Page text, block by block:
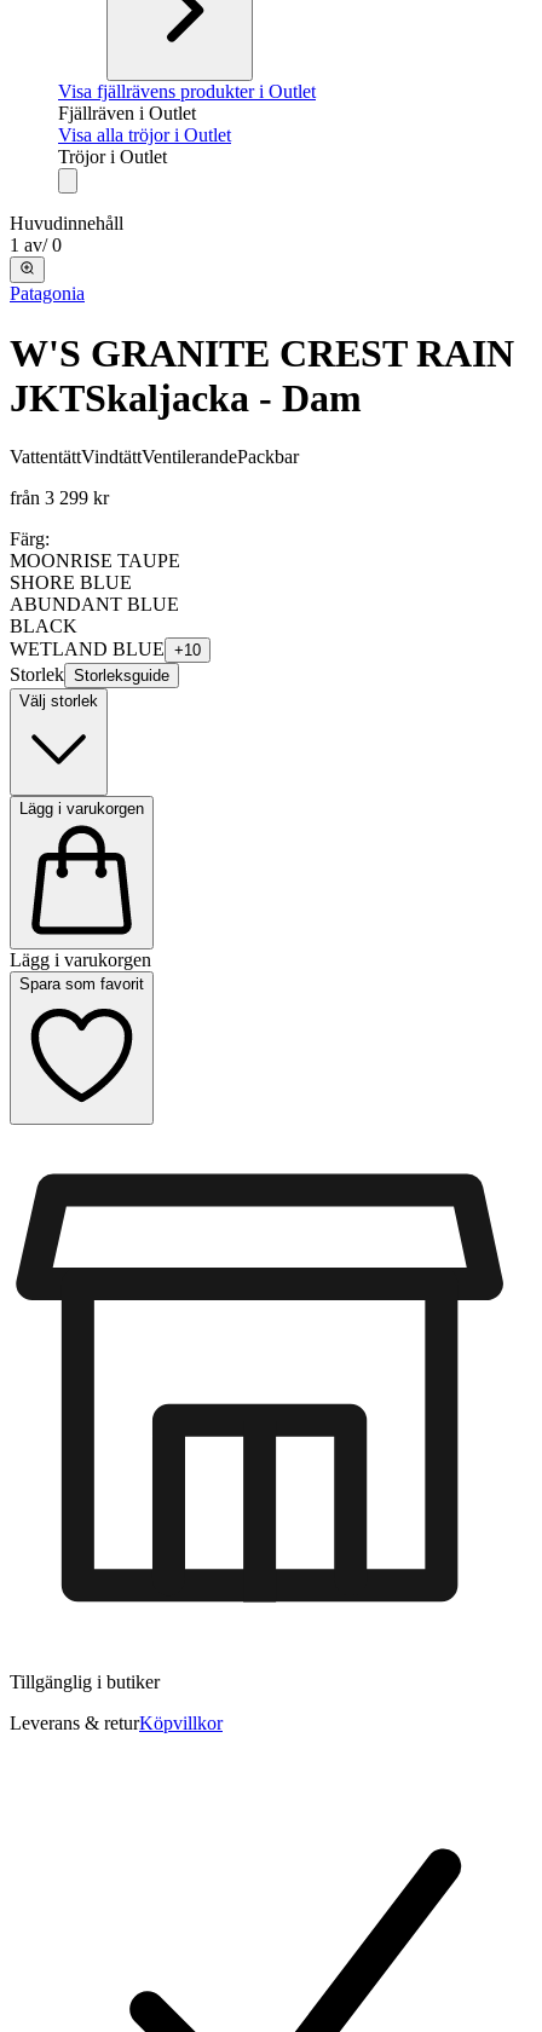
Visa fjällrävens produkter i Outlet
Fjällräven i Outlet
Visa alla tröjor i Outlet
Tröjor i Outlet
Huvudinnehåll
1 av/ 0
Patagonia
W'S GRANITE CREST RAIN
JKTSkaljacka - Dam
VattentättVindtättVentilerandePackbar
från 3 299 kr
Färg:
MOONRISE TAUPE
SHORE BLUE
ABUNDANT BLUE
BLACK
WETLAND BLUE +10
Storlek Storleksguide
Välj storlek
Lägg i varukorgen
Lägg i varukorgen
Spara som favorit
Tillgänglig i butiker
Leverans & returKöpvillkor